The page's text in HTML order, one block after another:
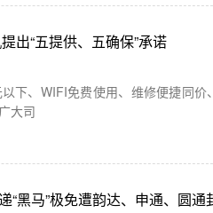
出“五提供、五确保”承诺
下、WIFI免费使用、维修便捷同
大司
“黑马”极免遭韵达、申通、圆通